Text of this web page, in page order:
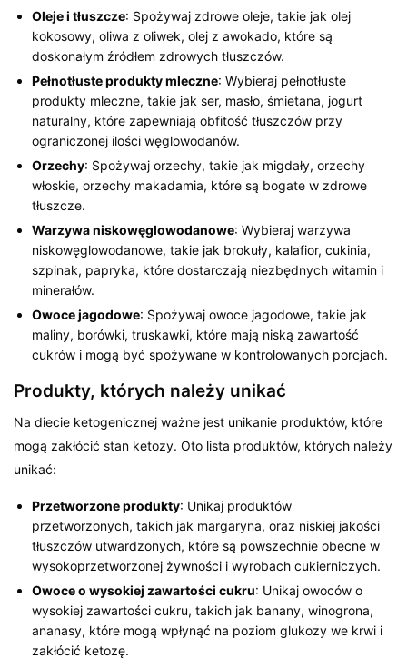
Oleje i tłuszcze: Spożywaj zdrowe oleje, takie jak olej
kokosowy, oliwa z oliwek, olej z awokado, które są
doskonałym źródłem zdrowych tłuszczów.
Pełnotłuste produkty mleczne: Wybieraj pełnotłuste
produkty mleczne, takie jak ser, masło, śmietana, jogurt
naturalny, które zapewniają obfitość tłuszczów przy
ograniczonej ilości węglowodanów.
Orzechy: Spożywaj orzechy, takie jak migdały, orzechy
włoskie, orzechy makadamia, które są bogate w zdrowe
tłuszcze.
Warzywa niskowęglowodanowe: Wybieraj warzywa
niskowęglowodanowe, takie jak brokuły, kalafior, cukinia,
szpinak, papryka, które dostarczają niezbędnych witamin i
minerałów.
Owoce jagodowe: Spożywaj owoce jagodowe, takie jak
maliny, borówki, truskawki, które mają niską zawartość
cukrów i mogą być spożywane w kontrolowanych porcjach.
Produkty, których należy unikać
Na diecie ketogenicznej ważne jest unikanie produktów, które
mogą zakłócić stan ketozy. Oto lista produktów, których należy
unikać:
Przetworzone produkty: Unikaj produktów
przetworzonych, takich jak margaryna, oraz niskiej jakości
tłuszczów utwardzonych, które są powszechnie obecne w
wysokoprzetworzonej żywności i wyrobach cukierniczych.
Owoce o wysokiej zawartości cukru: Unikaj owoców o
wysokiej zawartości cukru, takich jak banany, winogrona,
ananasy, które mogą wpłynąć na poziom glukozy we krwi i
zakłócić ketozę.